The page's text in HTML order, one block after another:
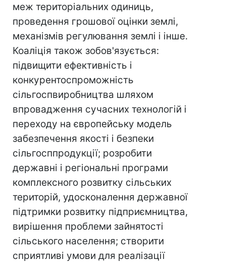
меж територіальних одиниць,
проведення грошової оцінки землі,
механізмів регулювання землі і інше.
Коаліція також зобов'язується:
підвищити ефективність і
конкурентоспроможність
сільгоспвиробництва шляхом
впровадження сучасних технологій і
переходу на європейську модель
забезпечення якості і безпеки
сільгосппродукції; розробити
державні і регіональні програми
комплексного розвитку сільських
територій, удосконалення державної
підтримки розвитку підприємництва,
вирішення проблеми зайнятості
сільського населення; створити
сприятливі умови для реалізації